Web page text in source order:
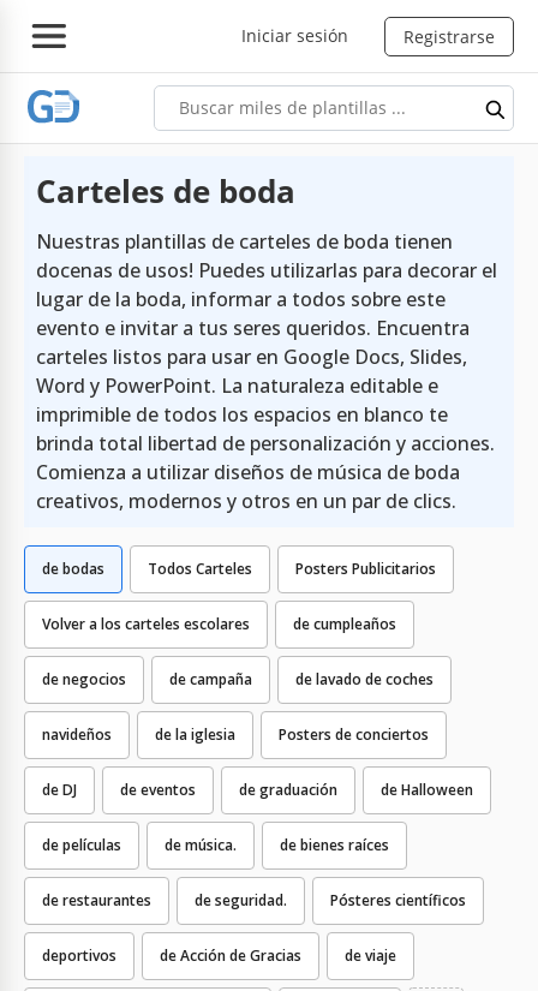
Iniciar sesión Registrarse
Carteles de boda
Nuestras plantillas de carteles de boda tienen
docenas de usos! Puedes utilizarlas para decorar el
lugar de la boda, informar a todos sobre este
evento e invitar a tus seres queridos. Encuentra
carteles listos para usar en Google Docs, Slides,
Word y PowerPoint. La naturaleza editable e
imprimible de todos los espacios en blanco te
brinda total libertad de personalización y acciones.
Comienza a utilizar diseños de música de boda
creativos, modernos y otros en un par de clics.
Todos Carteles Posters Publicitarios
Volver a los carteles escolares de cumpleaños
de negocios de campaña de lavado de coches
navideños de la iglesia Posters de conciertos
de DJ de eventos de graduación de Halloween
de películas de música. de bienes raíces
de restaurantes de seguridad. Pósteres científicos
deportivos de Acción de Gracias de viaje
de bodas